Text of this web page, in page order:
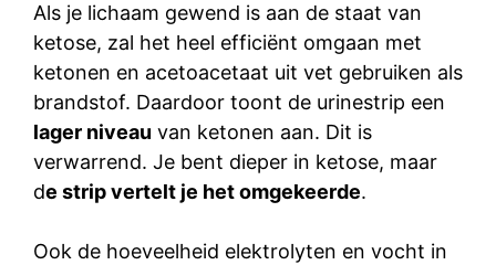
Als je lichaam gewend is aan de staat van
ketose, zal het heel efficiënt omgaan met
ketonen en acetoacetaat uit vet gebruiken als
brandstof. Daardoor toont de urinestrip een
lager niveau van ketonen aan. Dit is
verwarrend. Je bent dieper in ketose, maar
de strip vertelt je het omgekeerde.
Ook de hoeveelheid elektrolyten en vocht in